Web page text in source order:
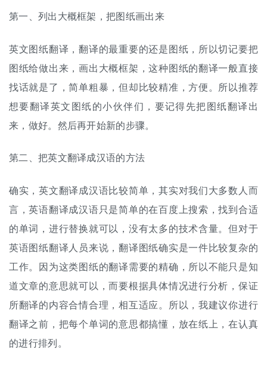
第一、列出大概框架，把图纸画出来
英文图纸翻译，翻译的最重要的还是图纸，所以切记要把
图纸给做出来，画出大概框架，这种图纸的翻译一般直接
找话就是了，简单粗暴，但却比较精准，方便。所以推荐
想要翻译英文图纸的小伙伴们，要记得先把图纸翻译出
来，做好。然后再开始新的步骤。
第二、把英文翻译成汉语的方法
确实，英文翻译成汉语比较简单，其实对我们大多数人而
言，英语翻译成汉语只是简单的在百度上搜索，找到合适
的单词，进行替换就可以，没有太多的技术含量。但对于
英语图纸翻译人员来说，翻译图纸确实是一件比较复杂的
工作。因为这类图纸的翻译需要的精确，所以不能只是知
道文章的意思就可以，而要根据具体情况进行分析，保证
所翻译的内容合情合理，相互适应。所以，我建议你进行
翻译之前，把每个单词的意思都搞懂，放在纸上，在认真
的进行排列。